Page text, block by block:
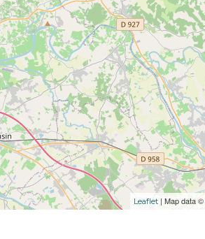
Leaflet | Map data ©